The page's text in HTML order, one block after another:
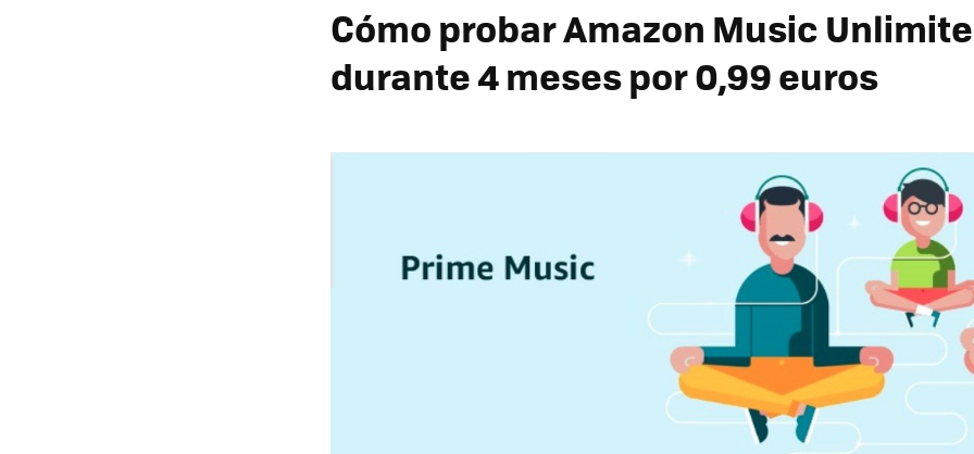
Cómo probar Amazon Music
durante 4 meses por 0,99 euros